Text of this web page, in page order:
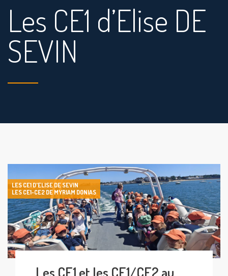
Les CE1 d’Elise DE
SEVIN
LES CE1 D'ELISE DE SEVIN
LES CE1-CE2 DE MYRIAM DONIAS
Les CE1 et les CE1/CE2 au